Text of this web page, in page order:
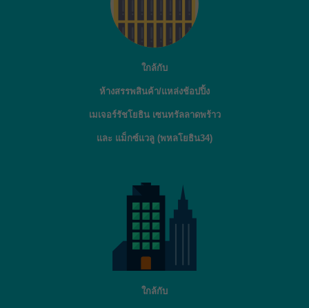
ใกล้กับ
ห้างสรรพสินค้า/แหล่งช้อปปิ้ง
เมเจอร์รัชโยธิน เซนทรัลลาดพร้าว
และ แม็กซ์แวลู (พหลโยธิน34)
ใกล้กับ